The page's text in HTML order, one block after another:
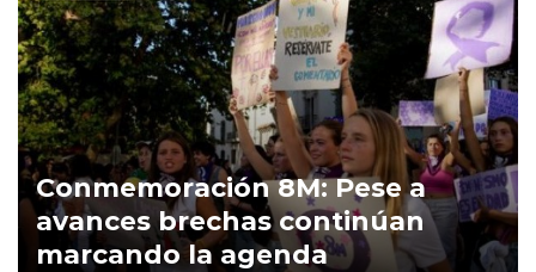
Conmemoración 8M: Pese a
avances brechas continúan
marcando la agenda